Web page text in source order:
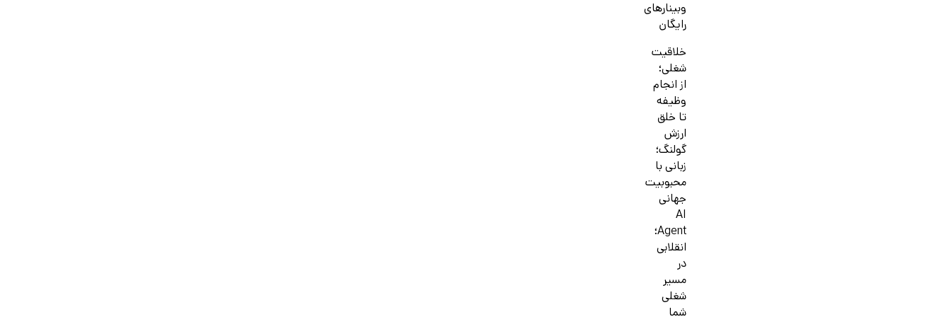
وبینارهای
رایگان
خلاقیت
شغلی؛
از انجام
وظیفه
تا خلق
ارزش
گولنگ؛
زبانی با
محبوبیت
جهانی
AI
Agent؛
انقلابی
در
مسیر
شغلی